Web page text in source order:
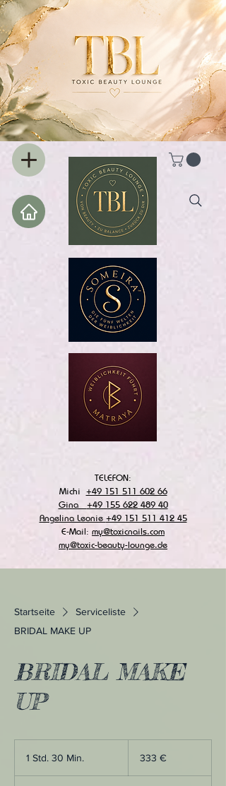
TELEFON:
Michi +49 151 511 602 66
Gina +49 155 622 489 40
Angelina Leonie +49 151 511 412 45
E-Mail: my@toxicnails.com
my@toxic-beauty-lounge.de
Startseite
Serviceliste
BRIDAL MAKE UP
BRIDAL MAKE
UP
1 Std. 30 Min. 333 €